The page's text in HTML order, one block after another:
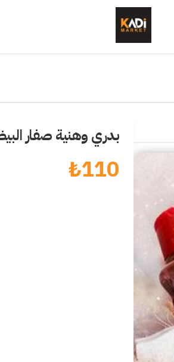
بدري وهنية صفار البيض 100
110
₺